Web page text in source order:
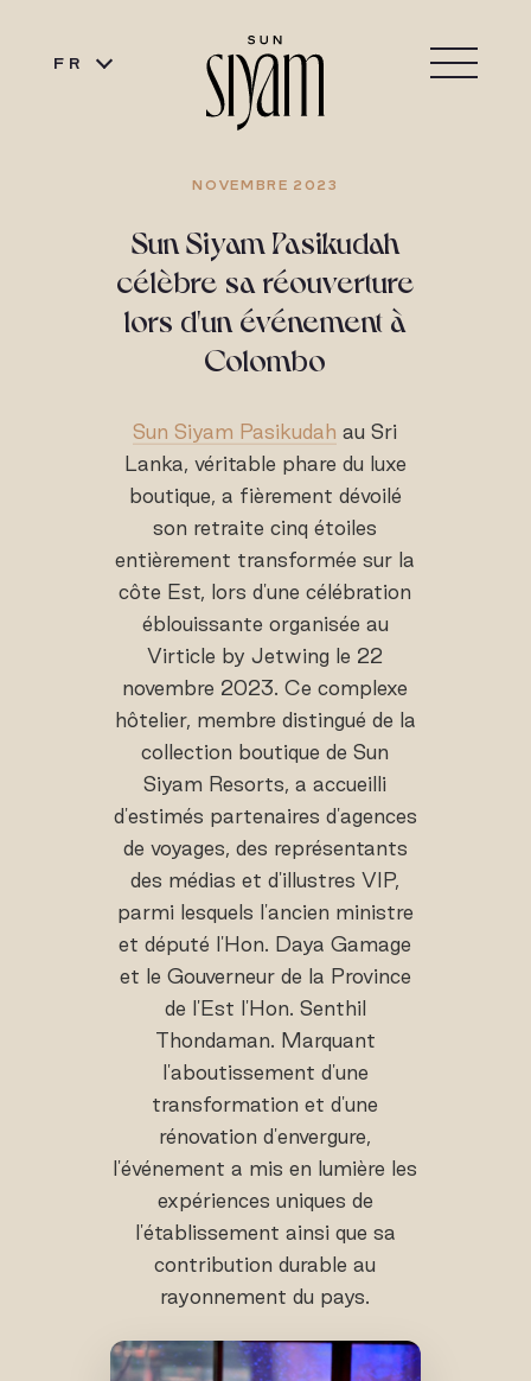
FR
NOVEMBRE 2023
Sun Siyam Pasikudah
célèbre sa réouverture
lors d'un événement à
Colombo
Sun Siyam Pasikudah au Sri
Lanka, véritable phare du luxe
boutique, a fièrement dévoilé
son retraite cinq étoiles
entièrement transformée sur la
côte Est, lors d'une célébration
éblouissante organisée au
Virticle by Jetwing le 22
novembre 2023. Ce complexe
hôtelier, membre distingué de la
collection boutique de Sun
Siyam Resorts, a accueilli
d'estimés partenaires d'agences
de voyages, des représentants
des médias et d'illustres VIP,
parmi lesquels l'ancien ministre
et député l'Hon. Daya Gamage
et le Gouverneur de la Province
de l'Est l'Hon. Senthil
Thondaman. Marquant
l'aboutissement d'une
transformation et d'une
rénovation d'envergure,
l'événement a mis en lumière les
expériences uniques de
l'établissement ainsi que sa
contribution durable au
rayonnement du pays.